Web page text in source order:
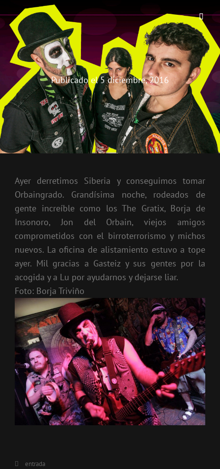
THE BIRRA'S TERROR
Aterrorizando Birras Desde 2010
Publicado el5 diciembre, 2016
Ayer derretimos Siberia y conseguimos tomar
Orbaingrado. Grandísima noche, rodeados de
gente increíble como los The Gratix, Borja de
Insonoro, Jon del Orbain, viejos amigos
comprometidos con el birroterrorismo y michos
nuevos. La oficina de alistamiento estuvo a tope
ayer. Mil gracias a Gasteiz y sus gentes por la
acogida y a Lu por ayudarnos y dejarse liar.
Foto: Borja Triviño
Categorías
entrada